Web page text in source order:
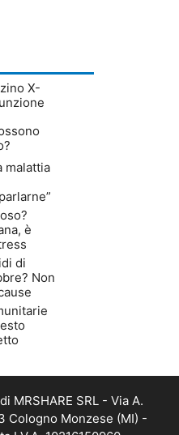
X-
malattia
è
di
Non
MRSHARE SRL - Via A.
Cologno Monzese (MI) -